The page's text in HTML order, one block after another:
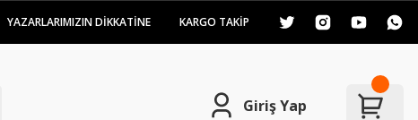
YAZARLARIMIZIN DİKKATİNE KARGO TAKİP
Giriş Yap